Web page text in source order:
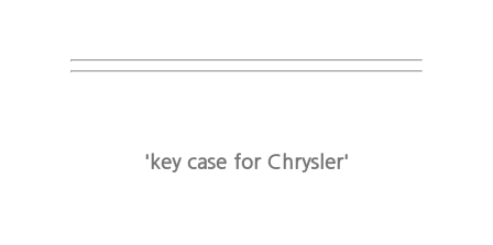
'key case for Chrysler'